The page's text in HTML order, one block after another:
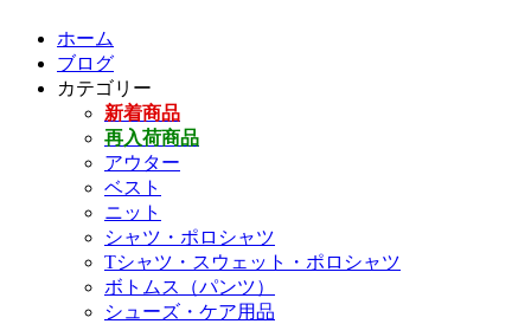
ホーム
ブログ
カテゴリー
新着商品
再入荷商品
アウター
ベスト
ニット
シャツ・ポロシャツ
Tシャツ・スウェット・ポロシャツ
ボトムス（パンツ）
シューズ・ケア用品